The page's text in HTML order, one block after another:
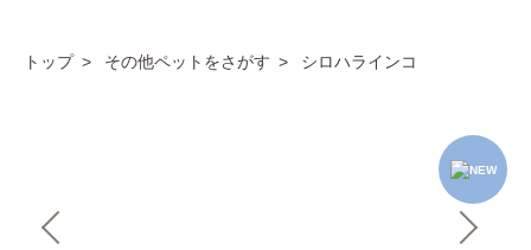
トップ その他ペットをさがす シロハラインコ